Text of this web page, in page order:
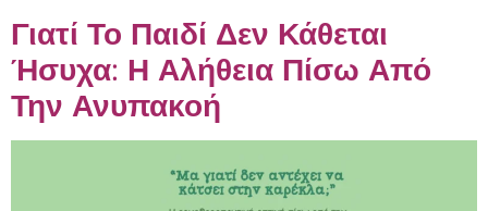
Γιατί Το Παιδί Δεν Κάθεται
Ήσυχα: Η Αλήθεια Πίσω Από
Την Ανυπακοή